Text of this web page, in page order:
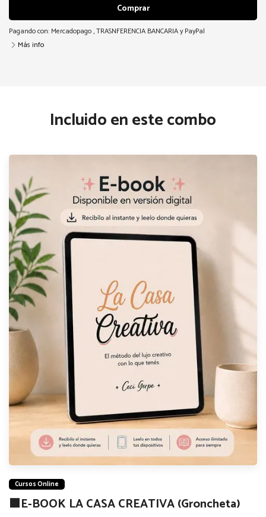
Comprar
Pagando con: Mercadopago,TRASNFERENCIA BANCARIAy PayPal
Más info
Incluido en este combo
Cursos Online
🟫E-BOOK LA CASA CREATIVA (Groncheta)